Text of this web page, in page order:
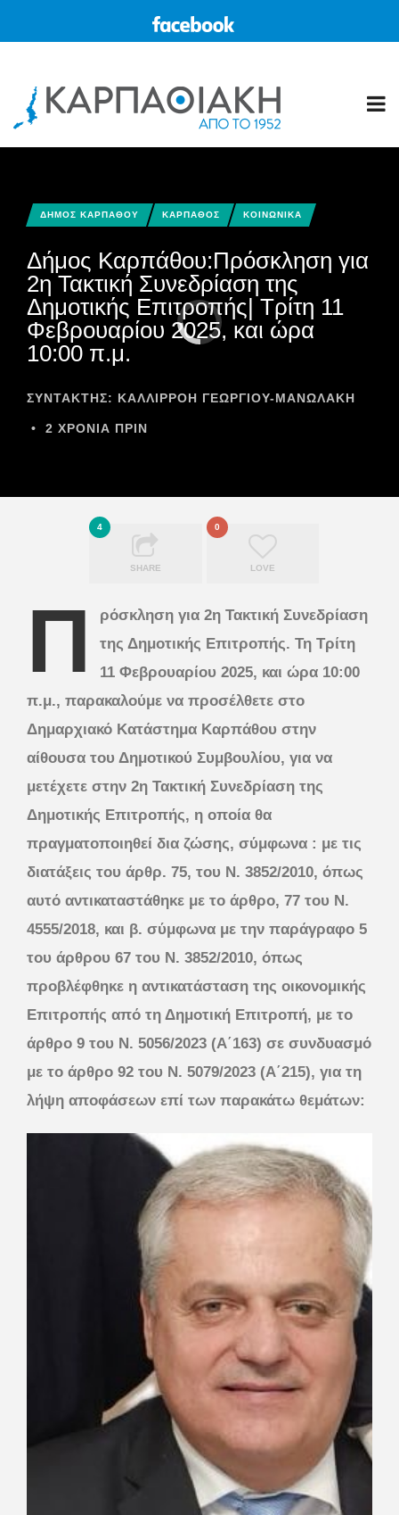
ΔΗΜΟΣ ΚΑΡΠΑΘΟΥ ΚΑΡΠΑΘΟΣ ΚΟΙΝΩΝΙΚΑ
Δήμος Καρπάθου:Πρόσκληση για
2η Τακτική Συνεδρίαση της
Δημοτικής Επιτροπής| Τρίτη 11
Φεβρουαρίου 2025, και ώρα
10:00 π.μ.
ΣΥΝΤΆΚΤΗΣ: ΚΑΛΛΙΡΡΟΗ ΓΕΩΡΓΙΟΥ-ΜΑΝΩΛΑΚΗ
• 2 ΧΡΌΝΙΑ ΠΡΙΝ
4
SHARE
0
LOVE
Π
ρόσκληση για 2η Τακτική Συνεδρίαση
της Δημοτικής Επιτροπής. Τη Τρίτη
11 Φεβρουαρίου 2025, και ώρα 10:00
π.μ., παρακαλούμε να προσέλθετε στο
Δημαρχιακό Κατάστημα Καρπάθου στην
αίθουσα του Δημοτικού Συμβουλίου, για να
μετέχετε στην 2η Τακτική Συνεδρίαση της
Δημοτικής Επιτροπής, η οποία θα
πραγματοποιηθεί δια ζώσης, σύμφωνα : με τις
διατάξεις του άρθρ. 75, του Ν. 3852/2010, όπως
αυτό αντικαταστάθηκε με το άρθρο, 77 του Ν.
4555/2018, και β. σύμφωνα με την παράγραφο 5
του άρθρου 67 του Ν. 3852/2010, όπως
προβλέφθηκε η αντικατάσταση της οικονομικής
Επιτροπής από τη Δημοτική Επιτροπή, με το
άρθρο 9 του Ν. 5056/2023 (Α΄163) σε συνδυασμό
με το άρθρο 92 του Ν. 5079/2023 (Α΄215), για τη
λήψη αποφάσεων επί των παρακάτω θεμάτων: